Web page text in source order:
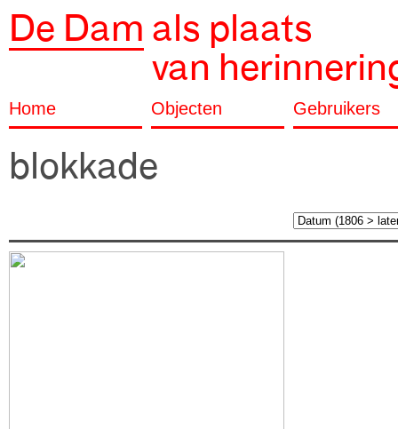
De Dam als plaats
van
Home Objecten Gebruikers
blokkade